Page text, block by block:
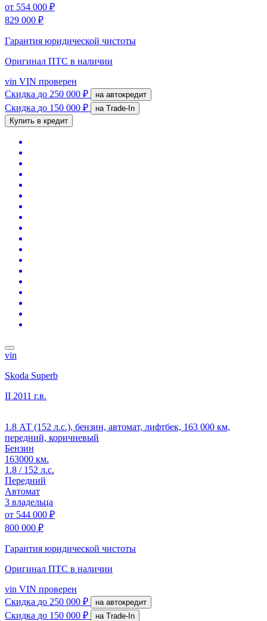
от 554 000 ₽
829 000 ₽
Гарантия юридической чистоты
Оригинал ПТС в наличии
vin VIN проверен
Скидка до 250 000 ₽ на автокредит
Скидка до 150 000 ₽
на Trade-In
Купить в кредит
vin
Skoda Superb
II 2011 г.в.
1.8 АТ (152 л.с.), бензин, автомат, лифтбек, 163 000 км,
передний, коричневый
Бензин
163000 км.
1.8 / 152 л.с.
Передний
Автомат
3 владельца
от 544 000 ₽
800 000 ₽
Гарантия юридической чистоты
Оригинал ПТС в наличии
vin VIN проверен
Скидка до 250 000 ₽ на автокредит
Скидка до 150 000 ₽
на Trade-In